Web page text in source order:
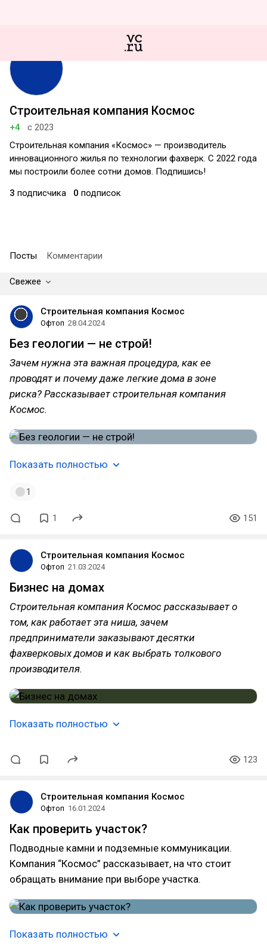
Строительная компания Космос
+4
с 2023
Строительная компания «Космос» — производитель
инновационного жилья по технологии фахверк. C 2022 года
мы построили более сотни домов. Подпишись!
3 подписчика 0 подписок
Посты Комментарии
Свежее
Строительная компания Космос
Офтоп 28.04.2024
Без геологии — не строй!
Зачем нужна эта важная процедура, как ее
проводят и почему даже легкие дома в зоне
риска? Рассказывает строительная компания
Космос.
Показать полностью
1
1 151
Строительная компания Космос
Офтоп 21.03.2024
Бизнес на домах
Строительная компания Космос рассказывает о
том, как работает эта ниша, зачем
предприниматели заказывают десятки
фахверковых домов и как выбрать толкового
производителя.
Показать полностью
123
Строительная компания Космос
Офтоп 16.01.2024
Как проверить участок?
Подводные камни и подземные коммуникации.
Компания “Космос” рассказывает, на что стоит
обращать внимание при выборе участка.
Показать полностью